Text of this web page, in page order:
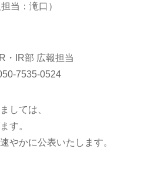
担当：滝口）
IR部 広報担当
7535-0524
しては、
す。
やかに公表いたします。